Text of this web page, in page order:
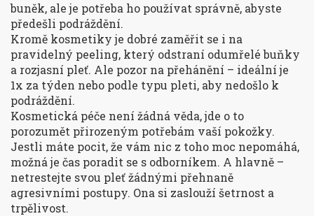
buněk, ale je potřeba ho používat správně, abyste
předešli podráždění.
Kromě kosmetiky je dobré zaměřit se i na
pravidelný peeling, který odstraní odumřelé buňky
a rozjasní pleť. Ale pozor na přehánění – ideální je
1x za týden nebo podle typu pleti, aby nedošlo k
podráždění.
Kosmetická péče není žádná věda, jde o to
porozumět přirozeným potřebám vaší pokožky.
Jestli máte pocit, že vám nic z toho moc nepomáhá,
možná je čas poradit se s odborníkem. A hlavně –
netrestejte svou pleť žádnými přehnaně
agresivními postupy. Ona si zaslouží šetrnost a
trpělivost.